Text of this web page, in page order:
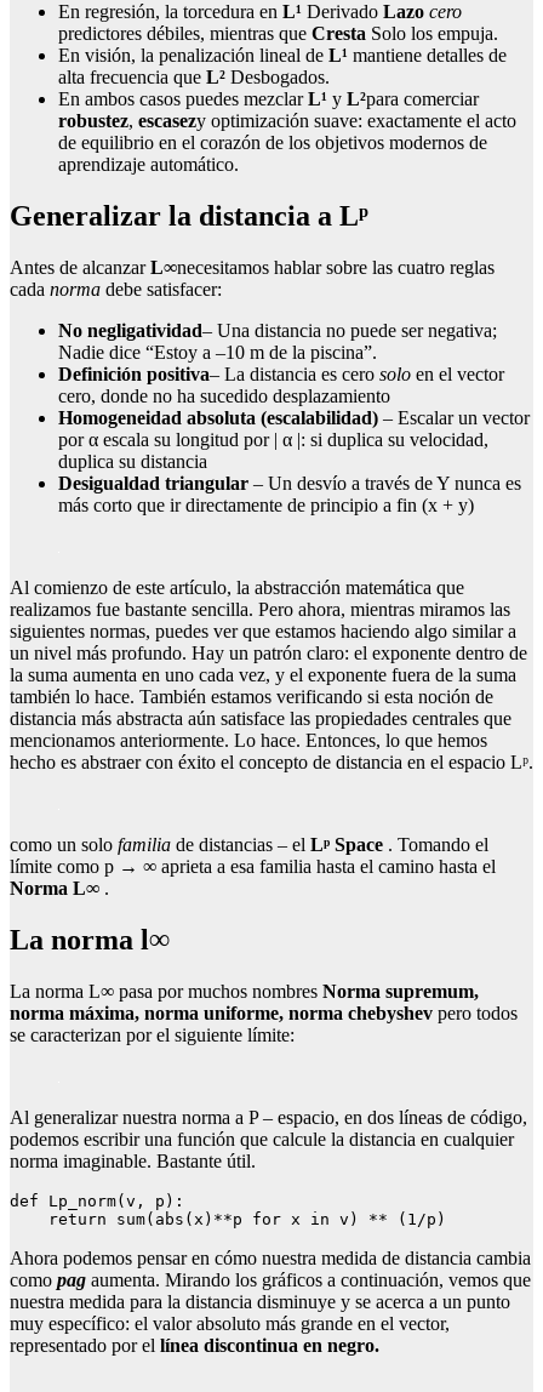
En regresión, la torcedura en L¹ Derivado Lazo cero
predictores débiles, mientras que Cresta Solo los empuja.
En visión, la penalización lineal de L¹ mantiene detalles de
alta frecuencia que L² Desbogados.
En ambos casos puedes mezclarL¹ y L²para comerciar
robustez, escasezy optimización suave: exactamente el acto
de equilibrio en el corazón de los objetivos modernos de
aprendizaje automático.
Generalizar la distancia a Lᵖ
Antes de alcanzarL∞necesitamos hablar sobre las cuatro reglas
cada norma debe satisfacer:
No negligatividad– Una distancia no puede ser negativa;
Nadie dice “Estoy a –10 m de la piscina”.
Definición positiva– La distancia es cero solo en el vector
cero, donde no ha sucedido desplazamiento
Homogeneidad absoluta (escalabilidad) – Escalar un vector
por α escala su longitud por | α |: si duplica su velocidad,
duplica su distancia
Desigualdad triangular – Un desvío a través de Y nunca es
más corto que ir directamente de principio a fin (x + y)
Al comienzo de este artículo, la abstracción matemática que
realizamos fue bastante sencilla. Pero ahora, mientras miramos las
siguientes normas, puedes ver que estamos haciendo algo similar a
un nivel más profundo. Hay un patrón claro: el exponente dentro de
la suma aumenta en uno cada vez, y el exponente fuera de la suma
también lo hace. También estamos verificando si esta noción de
distancia más abstracta aún satisface las propiedades centrales que
mencionamos anteriormente. Lo hace. Entonces, lo que hemos
hecho es abstraer con éxito el concepto de distancia en el espacio Lᵖ.
como un solo familia de distancias – el Lᵖ Space . Tomando el
límite como p → ∞ aprieta a esa familia hasta el camino hasta el
Norma L∞ .
La norma l∞
La norma L∞ pasa por muchos nombres Norma supremum,
norma máxima, norma uniforme, norma chebyshev pero todos
se caracterizan por el siguiente límite:
Al generalizar nuestra norma a P – espacio, en dos líneas de código,
podemos escribir una función que calcule la distancia en cualquier
norma imaginable. Bastante útil.
def Lp_norm(v, p):
    return sum(abs(x)**p for x in v) ** (1/p)
Ahora podemos pensar en cómo nuestra medida de distancia cambia
como pag aumenta. Mirando los gráficos a continuación, vemos que
nuestra medida para la distancia disminuye y se acerca a un punto
muy específico: el valor absoluto más grande en el vector,
representado por el línea discontinua en negro.